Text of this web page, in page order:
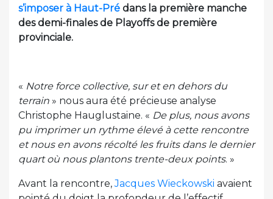
s’imposer à Haut-Pré dans la première manche
des demi-finales de Playoffs de première
provinciale.
« Notre force collective, sur et en dehors du
terrain » nous aura été précieuse analyse
Christophe Hauglustaine. « De plus, nous avons
pu imprimer un rythme élevé à cette rencontre
et nous en avons récolté les fruits dans le dernier
quart où nous plantons trente-deux points. »
Avant la rencontre,Jacques Wieckowski avaient